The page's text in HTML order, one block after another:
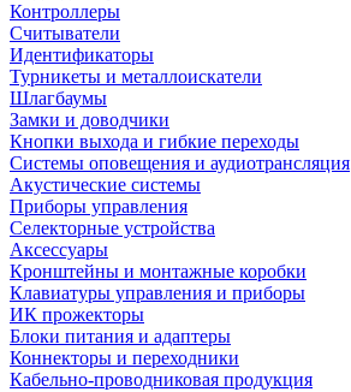
Контроллеры
Считыватели
Идентификаторы
Турникеты и металлоискатели
Шлагбаумы
Замки и доводчики
Кнопки выхода и гибкие переходы
Системы оповещения и аудиотрансляция
Акустические системы
Приборы управления
Селекторные устройства
Аксессуары
Кронштейны и монтажные коробки
Клавиатуры управления и приборы
ИК прожекторы
Блоки питания и адаптеры
Коннекторы и переходники
Кабельно-проводниковая продукция